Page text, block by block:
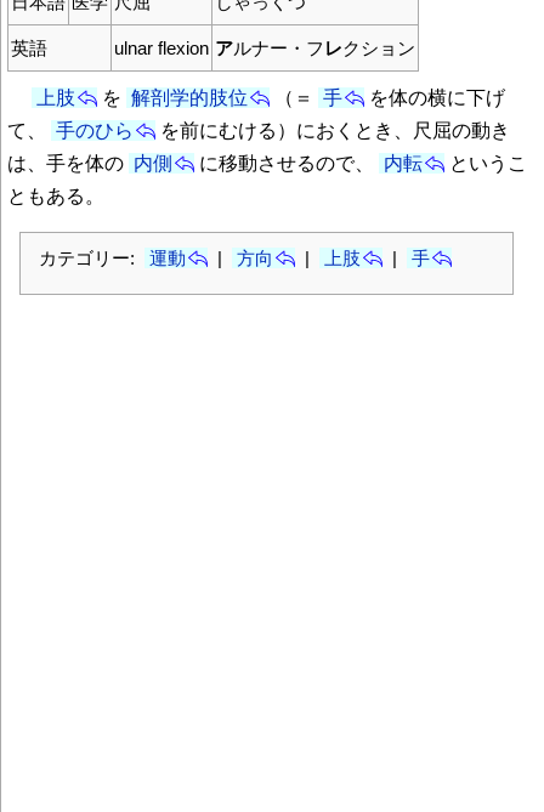
英語 ulnar flexion アルナー・フ レクション
上肢 を 解剖学的肢位 （＝ 手
を体の横に下げ
て、
手のひら
を前にむける）におくとき、尺屈の動き
は、手を体の 内側 に移動させるので、 内転
というこ
ともある。
カテゴリー: 運動 | 方向 | 上肢 | 手